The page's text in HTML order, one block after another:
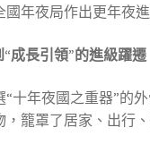
年夜局作出更年夜進
成長引領”的進級躍遷
“十年夜國之重器”
籠罩了居家、出行